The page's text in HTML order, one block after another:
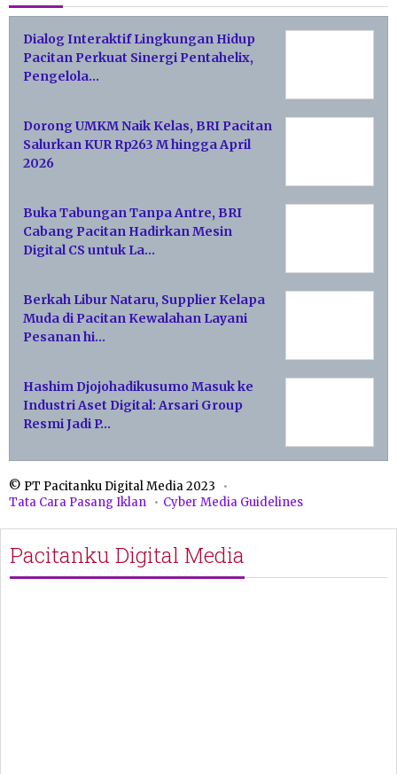
Dialog Interaktif Lingkungan Hidup
Pacitan Perkuat Sinergi Pentahelix,
Pengelola…
Dorong UMKM Naik Kelas, BRI Pacitan
Salurkan KUR Rp263 M hingga April
2026
Buka Tabungan Tanpa Antre, BRI
Cabang Pacitan Hadirkan Mesin
Digital CS untuk La…
Berkah Libur Nataru, Supplier Kelapa
Muda di Pacitan Kewalahan Layani
Pesanan hi…
Hashim Djojohadikusumo Masuk ke
Industri Aset Digital: Arsari Group
Resmi Jadi P…
© PT Pacitanku Digital Media 2023
Tata Cara Pasang Iklan
Cyber Media Guidelines
Pacitanku Digital Media